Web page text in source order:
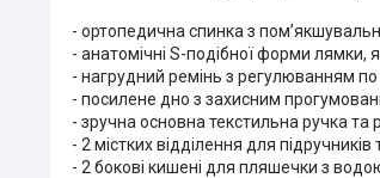
- ортопедична спинка з
- анатомічні S-подібної форми лямки,
- нагрудний ремінь з регулюванням
- посилене дно з захисним
- зручна основна текстильна ручка та
- 2 містких відділення для підручників
- 2 бокові кишені для пляшечки з